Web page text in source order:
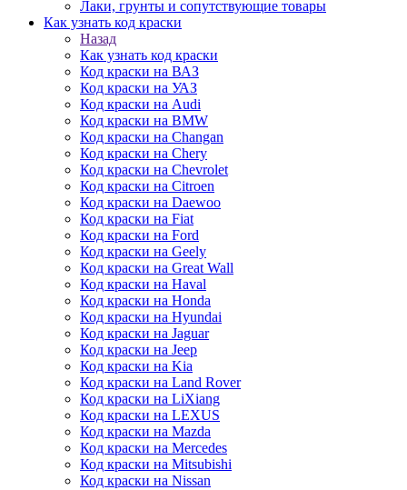
Лаки, грунты и сопутствующие товары
Как узнать код краски
Назад
Как узнать код краски
Код краски на ВАЗ
Код краски на УАЗ
Код краски на Audi
Код краски на BMW
Код краски на Changan
Код краски на Chery
Код краски на Chevrolet
Код краски на Citroen
Код краски на Daewoo
Код краски на Fiat
Код краски на Ford
Код краски на Geely
Код краски на Great Wall
Код краски на Haval
Код краски на Honda
Код краски на Hyundai
Код краски на Jaguar
Код краски на Jeep
Код краски на Kia
Код краски на Land Rover
Код краски на LiXiang
Код краски на LEXUS
Код краски на Mazda
Код краски на Mercedes
Код краски на Mitsubishi
Код краски на Nissan